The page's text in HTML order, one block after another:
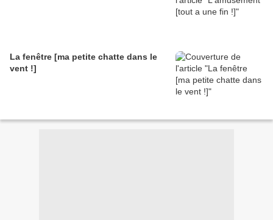
La fenêtre [ma petite chatte dans le
vent !]